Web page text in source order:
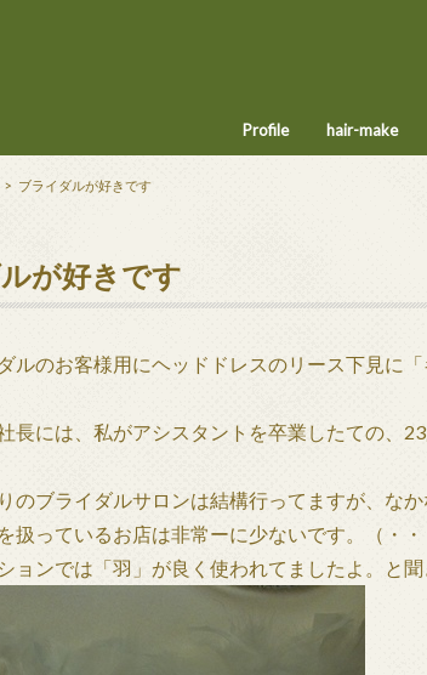
Profile hair-make
ブライダルが好きです
が好きです
ルのお客様用にヘッドドレスのリース下見に
長には、私がアシスタントを卒業したての、
のブライダルサロンは結構行ってますが、な
扱っているお店は非常ーに少ないです。（・・
ョンでは「羽」が良く使われてましたよ。と